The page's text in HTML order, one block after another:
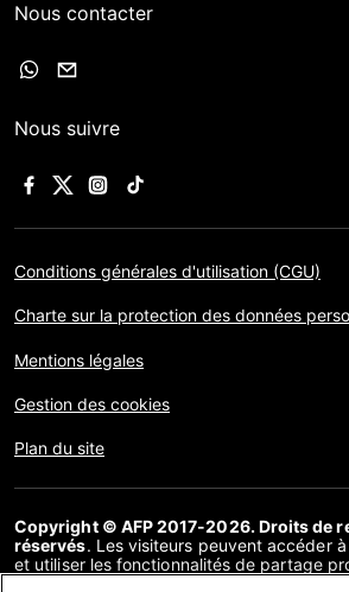
Nous contacter
Nous suivre
Conditions générales d'utilisation (CGU)
Charte sur la protection des données
Mentions légales
Gestion des cookies
Plan du site
Copyright © AFP 2017-2026. Droits de
réservés. Les visiteurs peuvent accéder
et utiliser les fonctionnalités de partage